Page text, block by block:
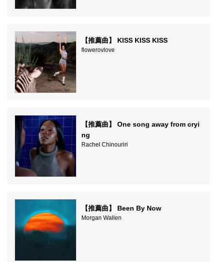
【推薦曲】 KISS KISS KISS
flowerovlove
【推薦曲】 One song away from cryi
ng
Rachel Chinouriri
【推薦曲】 Been By Now
Morgan Wallen